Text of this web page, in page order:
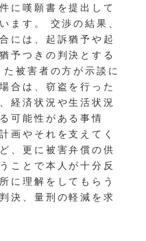
に嘆願書を提出して
ます。 交渉の結果、
には、起訴猶予や起
予つきの判決とする
被害者の方が示談に
合は、窃盗を行った
経済状況や生活状況
可能性がある事情
画やそれを支えてく
、更に被害弁償の供
ことで本人が十分反
に理解をしてもらう
決、量刑の軽減を求